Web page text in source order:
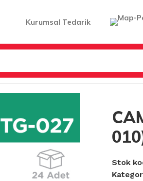
Kurumsal Tedarik
/CAMSİL FIRÇALI FLORA (F 010)
Stok